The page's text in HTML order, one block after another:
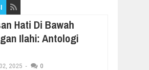
Hati Di Bawah
Ilahi: Antologi
02, 2025 - 0